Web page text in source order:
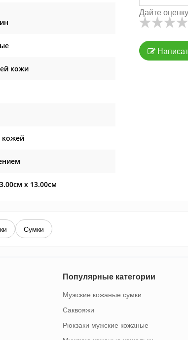
кожи
кожей
x 13.00см
Дайте
Сумки
Популярные категории
Мужские кожаные сумки
Саквояжи
Рюкзаки мужские кожаные